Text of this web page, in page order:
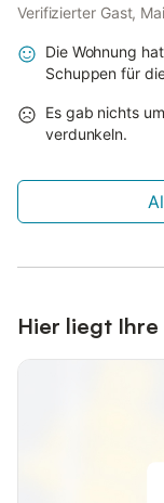
Verifizierter Gast,
Die Wohnung
Schuppen für
Es gab nichts
verdunkeln.
Hier liegt